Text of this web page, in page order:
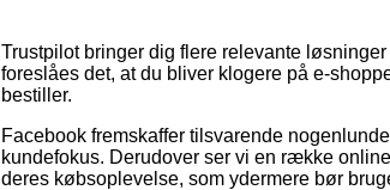
Trustpilot bringer dig flere relevante
foreslåes det, at du bliver klogere på e-
bestiller.
Facebook fremskaffer tilsvarende
kundefokus. Derudover ser vi en række
deres købsoplevelse, som ydermere bør